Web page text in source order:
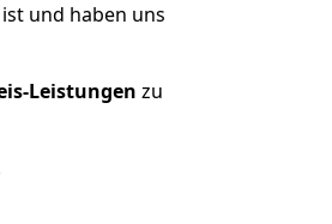
und haben uns
Leistungen zu